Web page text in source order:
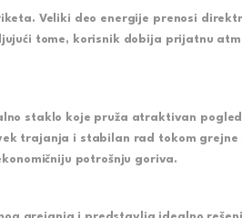
Veliki deo energije prenosi
tome, korisnik dobija prijatnu
staklo koje pruža atraktivan
trajanja i stabilan rad tokom grejne
potrošnju goriva.